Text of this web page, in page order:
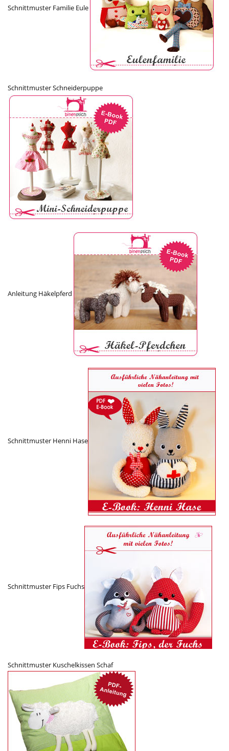
Schnittmuster Familie Eule
Schnittmuster Schneiderpuppe
Anleitung Häkelpferd
Schnittmuster Henni Hase
Schnittmuster Fips Fuchs
Schnittmuster Kuschelkissen Schaf